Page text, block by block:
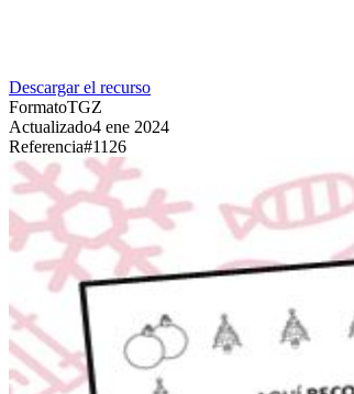
Descargar el recurso
FormatoTGZ
Actualizado4 ene 2024
Referencia#1126